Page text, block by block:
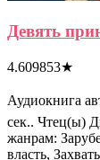
Девять
4.609853★
Аудиокнига
сек.. Чтец(ы)
жанрам:
власть,